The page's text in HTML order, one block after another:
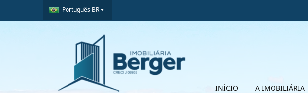
Português BR
INÍCIO A IMOBILIÁRIA